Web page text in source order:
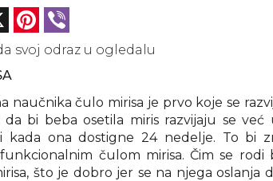
Pinterest
naučnika čulo mirisa je prvo koje se
bi beba osetila miris razvijaju se
kada ona dostigne 24 nedelje. To bi
čulom mirisa. Čim se rodi
što je dobro jer se na njega oslanja